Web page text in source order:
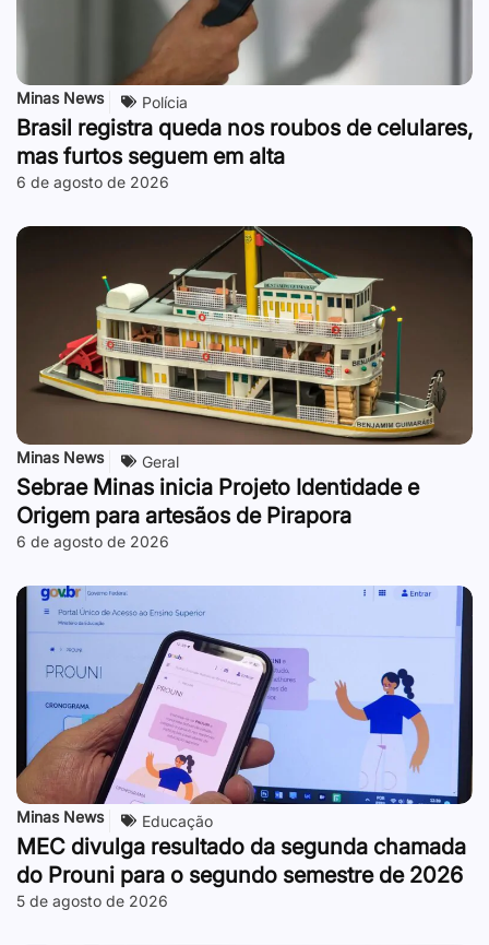
Minas News Polícia
Brasil registra queda nos roubos de celulares,
mas furtos seguem em alta
6 de agosto de 2026
Minas News Geral
Sebrae Minas inicia Projeto Identidade e
Origem para artesãos de Pirapora
6 de agosto de 2026
Minas News Educação
MEC divulga resultado da segunda chamada
do Prouni para o segundo semestre de 2026
5 de agosto de 2026